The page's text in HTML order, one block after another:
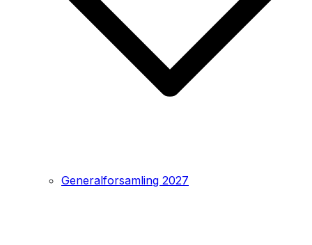
Generalforsamling 2027